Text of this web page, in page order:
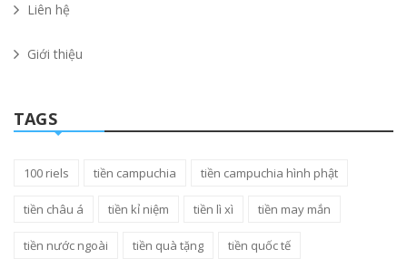
Liên hệ
Giới thiệu
TAGS
100 riels tiền campuchia tiền campuchia hình phật
tiền châu á tiền kỉ niệm tiền lì xì tiền may mắn
tiền nước ngoài tiền quà tặng tiền quốc tế